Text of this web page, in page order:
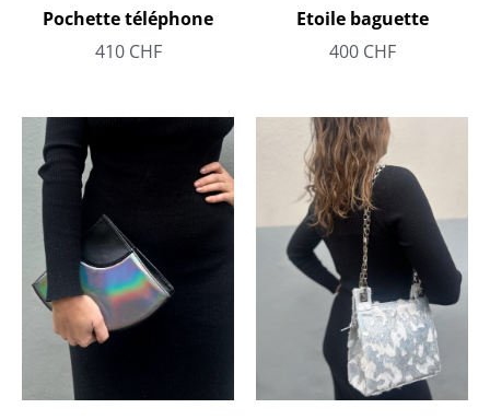
Pochette téléphone
410 CHF
Etoile baguette
400 CHF